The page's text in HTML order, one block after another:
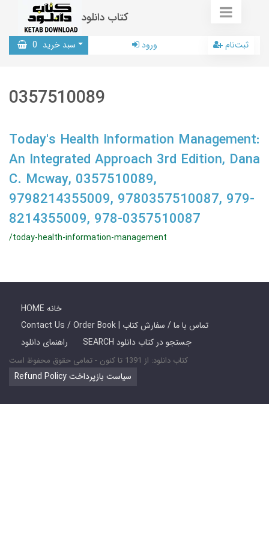
کتاب دانلود
سبد خرید 0 ورود ثبت‌نام
0357510089
Today's Health Information Management:
An Integrated Approach 3rd Edition, Dana
C. Mcway, 0357510089,
9798214355009, 9780357510087, 979-
8214355009, 978-0357510087
/today-health-information-management
HOME خانه
Contact Us / Order Book | تماس با ما / سفارش کتاب
راهنمای دانلود
SEARCH جستجو در کتاب دانلود
کتاب دانلود: از 1391 تا کنون - تمامی حقوق محفوظ است
Refund Policy سیاست بازپرداخت